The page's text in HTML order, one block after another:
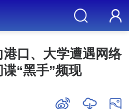
口、大学遭遇网络
“黑手”频现